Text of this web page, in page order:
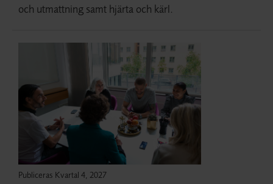
och utmattning samt hjärta och kärl.
Publiceras Kvartal 4, 2027